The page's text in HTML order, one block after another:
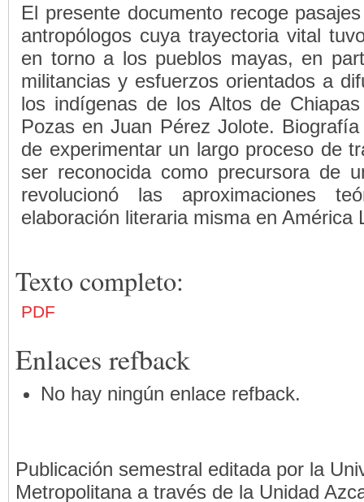
El presente documento recoge
antropólogos cuya trayectoria vital
en torno a los pueblos mayas, en
militancias y esfuerzos orientados a
los indígenas de los Altos de
Pozas en Juan Pérez Jolote.
de experimentar un largo proceso de
ser reconocida como precursora de
revolucionó las aproximaciones
elaboración literaria misma en América
Texto completo:
PDF
Enlaces refback
No hay ningún enlace refback.
Publicación semestral editada por la
Metropolitana a través de la Unidad